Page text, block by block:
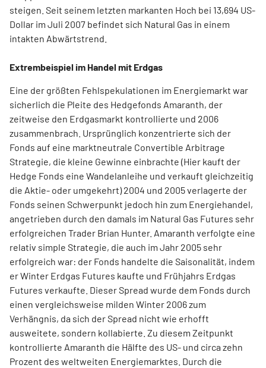
steigen. Seit seinem letzten markanten Hoch bei 13,694 US-
Dollar im Juli 2007 befindet sich Natural Gas in einem
intakten Abwärtstrend.
Extrembeispiel im Handel mit Erdgas
Eine der größten Fehlspekulationen im Energiemarkt war
sicherlich die Pleite des Hedgefonds Amaranth, der
zeitweise den Erdgasmarkt kontrollierte und 2006
zusammenbrach. Ursprünglich konzentrierte sich der
Fonds auf eine marktneutrale Convertible Arbitrage
Strategie, die kleine Gewinne einbrachte (Hier kauft der
Hedge Fonds eine Wandelanleihe und verkauft gleichzeitig
die Aktie- oder umgekehrt) 2004 und 2005 verlagerte der
Fonds seinen Schwerpunkt jedoch hin zum Energiehandel,
angetrieben durch den damals im Natural Gas Futures sehr
erfolgreichen Trader Brian Hunter. Amaranth verfolgte eine
relativ simple Strategie, die auch im Jahr 2005 sehr
erfolgreich war: der Fonds handelte die Saisonalität, indem
er Winter Erdgas Futures kaufte und Frühjahrs Erdgas
Futures verkaufte. Dieser Spread wurde dem Fonds durch
einen vergleichsweise milden Winter 2006 zum
Verhängnis, da sich der Spread nicht wie erhofft
ausweitete, sondern kollabierte. Zu diesem Zeitpunkt
kontrollierte Amaranth die Hälfte des US- und circa zehn
Prozent des weltweiten Energiemarktes. Durch die